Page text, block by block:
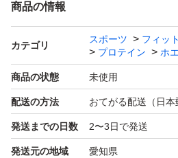
【商品情報】
■Wプロテイン素材（ソイ＆ホエ
・吸収速度がゆっくりなソイプロ
商品の情報
カテゴリ
スポーツ
フィッ
プロテイン
ホ
商品の状態 未使用
配送の方法 おてがる配送（日本
発送までの日数 2〜3日で発送
発送元の地域 愛知県